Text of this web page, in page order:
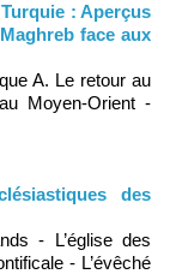
: Aperçus
face aux
A. Le retour au
Moyen-Orient -
des
- L’église des
- L’évêché